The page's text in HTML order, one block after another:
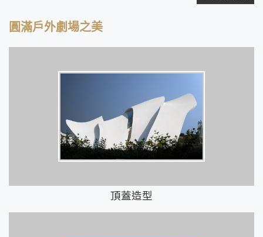
圓滿戶外劇場之美
頂蓋造型